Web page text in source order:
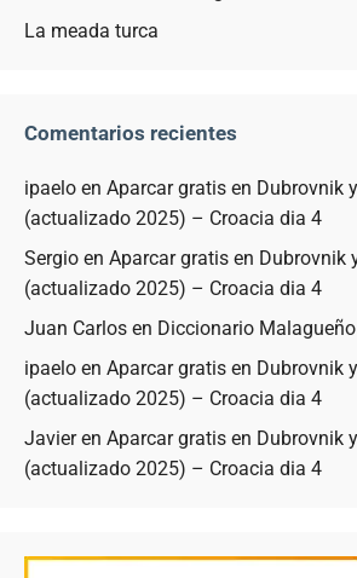
La meada turca
Comentarios recientes
ipaelo en Aparcar gratis en Dubrovnik
(actualizado 2025) – Croacia dia 4
Sergio en Aparcar gratis en Dubrovnik
(actualizado 2025) – Croacia dia 4
Juan Carlos en Diccionario Malagueño
ipaelo en Aparcar gratis en Dubrovnik
(actualizado 2025) – Croacia dia 4
Javieren Aparcar gratis en Dubrovnik
(actualizado 2025) – Croacia dia 4